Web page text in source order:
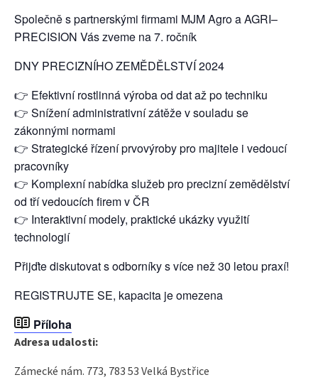
Společně s partnerskými firmami MJM Agro a AGRI–
PRECISION Vás zveme na 7. ročník
DNY PRECIZNÍHO ZEMĚDĚLSTVÍ 2024
👉 Efektivní rostlinná výroba od dat až po techniku
👉 Snížení administrativní zátěže v souladu se
zákonnými normami
👉 Strategické řízení prvovýroby pro majitele i vedoucí
pracovníky
👉 Komplexní nabídka služeb pro precizní zemědělství
od tří vedoucích firem v ČR
👉 Interaktivní modely, praktické ukázky využití
technologií
Přijďte diskutovat s odborníky s více než 30 letou praxí!
REGISTRUJTE SE, kapacita je omezena
Příloha
Adresa udalosti:
Zámecké nám. 773, 783 53 Velká Bystřice